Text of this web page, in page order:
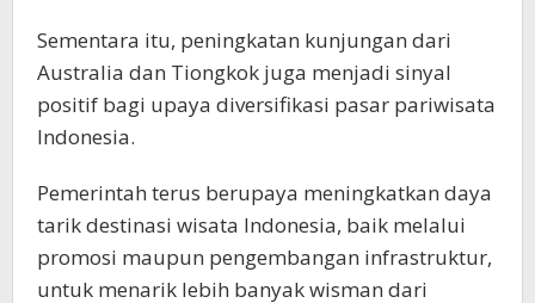
Sementara itu, peningkatan kunjungan dari
Australia dan Tiongkok juga menjadi sinyal
positif bagi upaya diversifikasi pasar pariwisata
Indonesia.
Pemerintah terus berupaya meningkatkan daya
tarik destinasi wisata Indonesia, baik melalui
promosi maupun pengembangan infrastruktur,
untuk menarik lebih banyak wisman dari